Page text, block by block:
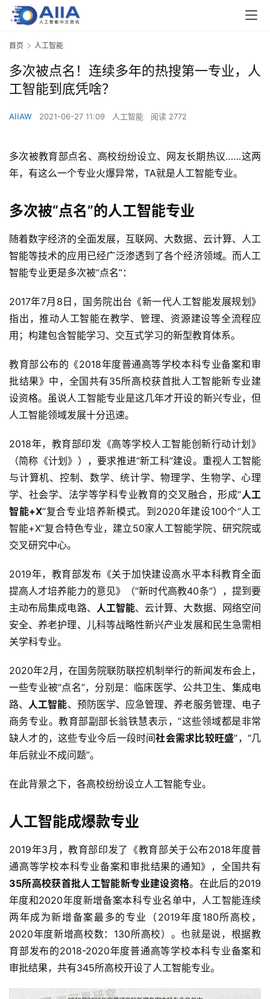
首页 人工智能
多次被点名！连续多年的热搜第一专业，人
工智能到底凭啥？
AIIAW 2021-06-27 11:09 人工智能 阅读 2772
多次被教育部点名、高校纷纷设立、网友长期热议……这两
年，有这么一个专业火爆异常，TA就是人工智能专业。
多次被“点名”的人工智能专业
随着数字经济的全面发展，互联网、大数据、云计算、人工
智能等技术的应用已经广泛渗透到了各个经济领域。而人工
智能专业更是多次被“点名”：
2017年7月8日，国务院出台《新一代人工智能发展规划》
指出，推动人工智能在教学、管理、资源建设等全流程应
用；构建包含智能学习、交互式学习的新型教育体系。
教育部公布的《2018年度普通高等学校本科专业备案和审
批结果》中，全国共有35所高校获首批人工智能新专业建
设资格。虽说人工智能专业是这几年才开设的新兴专业，但
人工智能领域发展十分迅速。
2018年，教育部印发《高等学校人工智能创新行动计划》
（简称《计划》），要求推进“新工科”建设。重视人工智能
与计算机、控制、数学、统计学、物理学、生物学、心理
学、社会学、法学等学科专业教育的交叉融合，形成“人工
智能+X”复合专业培养新模式。到2020年建设100个“人工
智能+X”复合特色专业，建立50家人工智能学院、研究院或
交叉研究中心。
2019年，教育部发布《关于加快建设高水平本科教育全面
提高人才培养能力的意见》（“新时代高教40条”），提到要
主动布局集成电路、 人工智能、云计算、大数据、网络空间
安全、养老护理、儿科等战略性新兴产业发展和民生急需相
关学科专业。
2020年2月，在国务院联防联控机制举行的新闻发布会上，
一些专业被“点名”，分别是：临床医学、公共卫生、集成电
路、 人工智能、预防医学、应急管理、养老服务管理、电子
商务专业。教育部副部长翁铁慧表示，“这些领域都是非常
缺人才的，这些专业今后一段时间社会需求比较旺盛”，“几
年后就业不成问题”。
在此背景之下，各高校纷纷设立人工智能专业。
人工智能成爆款专业
2019年3月，教育部印发了《教育部关于公布2018年度普
通高等学校本科专业备案和审批结果的通知》，全国共有
35所高校获首批人工智能新专业建设资格。在此后的2019
年度和2020年度新增备案本科专业名单中，人工智能连续
两年成为新增备案最多的专业（2019年度180所高校，
2020年度新增高校数：130所高校）。也就是说，根据教
育部发布的2018-2020年度普通高等学校本科专业备案和
审批结果，共有345所高校开设了人工智能专业。